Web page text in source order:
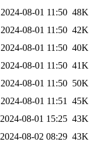
2024-08-01 11:50 48K
2024-08-01 11:50 42K
2024-08-01 11:50 40K
2024-08-01 11:50 41K
2024-08-01 11:50 50K
2024-08-01 11:51
45K
2024-08-01 15:25 43K
2024-08-02 08:29 43K